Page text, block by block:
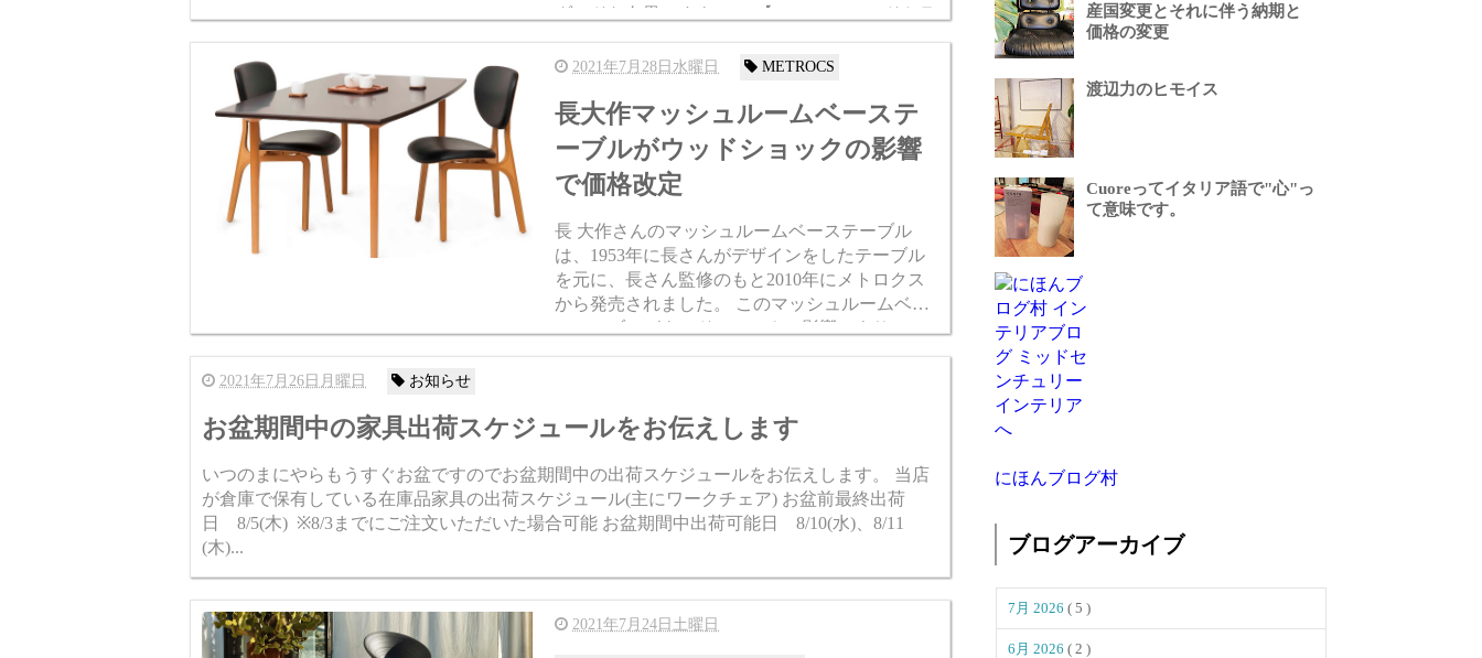
ダードな白黒ですよ。 >>【&tradition/アンドトラ
ディション】 フラワーポット...
2021年7月28日水曜日 METROCS
長大作マッシュルームベーステ
ーブルがウッドショックの影響
で価格改定
長 大作さんのマッシュルームベーステーブル
は、1953年に長さんがデザインをしたテーブル
を元に、長さん監修のもと2010年にメトロクス
から発売されました。 このマッシュルームベー
ステーブルがウッドショックの影響により9/1に
価格改定されることになります。 現在の価格￥2
2021年7月26日月曜日 お知らせ
お盆期間中の家具出荷スケジュールをお伝えします
いつのまにやらもうすぐお盆ですのでお盆期間中の出荷スケジュールをお伝えします。 当店
が倉庫で保有している在庫品家具の出荷スケジュール(主にワークチェア) お盆前最終出荷
日 8/5(木) ※8/3までにご注文いただいた場合可能 お盆期間中出荷可能日 8/10(水)、8/11
(木)...
2021年7月24日土曜日
産国変更とそれに伴う納期と
価格の変更
渡辺力のヒモイス
Cuoreってイタリア語で"心"っ
て意味です。
にほんブログ村
ブログアーカイブ
7月 2026 ( 5 )
6月 2026 ( 2 )